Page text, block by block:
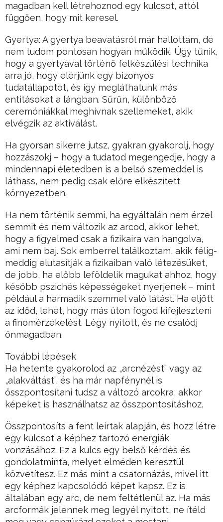
magadban kell létrehoznod egy kulcsot, attól
függően, hogy mit keresel.
Gyertya: A gyertya beavatásról már hallottam, de
nem tudom pontosan hogyan működik. Úgy tűnik,
hogy a gyertyával történő felkészülési technika
arra jó, hogy elérjünk egy bizonyos
tudatállapotot, és így megláthatunk más
entitásokat a lángban. Sűrűn, különböző
ceremóniákkal meghívnak szellemeket, akik
elvégzik az aktiválást.
Ha gyorsan sikerre jutsz, gyakran gyakorolj, hogy
hozzászokj – hogy a tudatod megengedje, hogy a
mindennapi életedben is a belső szemeddel is
láthass, nem pedig csak előre elkészített
környezetben.
Ha nem történik semmi, ha egyáltalán nem érzel
semmit és nem változik az arcod, akkor lehet,
hogy a figyelmed csak a fizikaira van hangolva,
ami nem baj. Sok emberrel találkoztam, akik félig-
meddig elutasítják a fizikaiban való létezésüket,
de jobb, ha előbb leföldelik magukat ahhoz, hogy
később pszichés képességeket nyerjenek – mint
például a harmadik szemmel való látást. Ha eljött
az időd, lehet, hogy más úton fogod kifejleszteni
a finomérzékelést. Légy nyitott, és ne csalódj
önmagadban.
További lépések
Ha hetente gyakorolod az „arcnézést” vagy az
„alakváltást”, és ha már napfénynél is
összpontosítani tudsz a változó arcokra, akkor
képeket is használhatsz az összpontosításhoz.
Összpontosíts a fent leírtak alapján, és hozz létre
egy kulcsot a képhez tartozó energiák
vonzásához. Ez a kulcs egy belső kérdés és
gondolatminta, melyet elméden keresztül
közvetítesz. Ez más mint a csatornázás, mivel itt
egy képhez kapcsolódó képet kapsz. Ez is
általában egy arc, de nem feltétlenül az. Ha más
arcformák jelennek meg legyél nyitott, ne ítéld